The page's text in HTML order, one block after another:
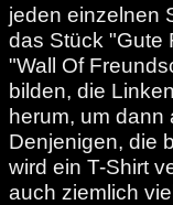
jeden einzelnen
das Stück "Gute
"Wall Of
bilden, die
herum, um
Denjenigen, die
wird ein T-Shirt
auch ziemlich